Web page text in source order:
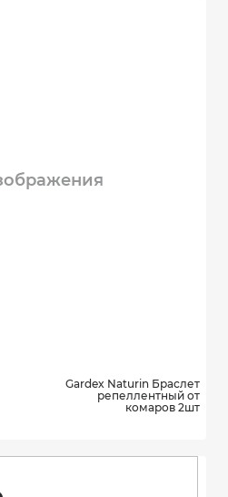
Gardex Naturin Браслет
репеллентный от
комаров 2шт